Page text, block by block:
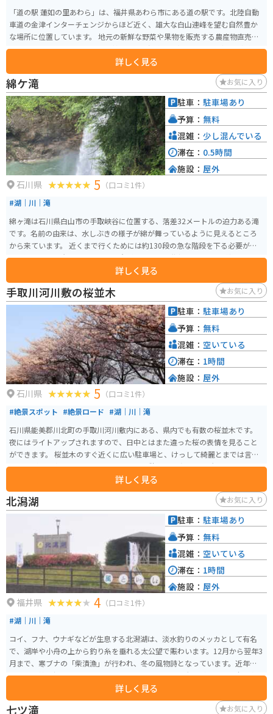
「道の駅 蓮如の里あわら」は、福井県あわら市にある道の駅です。北陸自動
車道の金津インターチェンジからほど近く、雄大な白山連峰を望む自然豊か
な場所に位置しています。 地元の新鮮な野菜や果物を販売する農産物直売所
や、あわら市の特産品である「越前あわら温泉」の湯を使った足湯などが人
や文化について学ぶことができます。 バイクで訪れる場合は、道の駅に隣接
する公園に、バイク専用の駐車スペースがあります。ツーリングの休憩場所
としても最適です。 あわら市の特産品としては、前述の「越前あわら温泉」
の湯を使ったコスメや、地元産の米粉を使ったスイーツなどがあります。道
の駅でも販売しているので、お土産にいかがでしょうか。
詳しく見る
綿ケ滝 お気に入り
石川県 5 （口コミ1件）
#湖｜川｜滝
綿ヶ滝は石川県白山市の手取峡谷に位置する、落差32メートルの迫力ある滝
です。名前の由来は、水しぶきの様子が綿が舞っているように見えるところ
から来ています。 近くまで行くためには約130段の急な階段を下る必要があ
り、滑りやすく岩場もあるため注意が必要です。階段を降りるのが難しい場
合、駐車場から150mの遊歩道を歩いて展望台へ行くことで、手取峡谷と綿ヶ
滝の絶景を楽しむことができます。
詳しく見る
駐車： 駐車場あり
予算： 無料
混雑： 少し混んでいる
滞在： 0.5時間
施設： 屋外
手取川河川敷の桜並木 お気に入り
石川県 5 （口コミ1件）
#絶景スポット #絶景ロード #湖｜川｜滝
石川県能美郡川北町の手取川河川敷内にある、県内でも有数の桜並木です。
夜にはライトアップされますので、日中とはまた違った桜の表情を見ること
ができます。 桜並木のすぐ近くに広い駐車場と、けっして綺麗とまでは言え
ませんが、公衆トイレもありますので、休憩にも丁度良い場所となっていま
詳しく見る
駐車： 駐車場あり
予算： 無料
混雑： 空いている
滞在： 1時間
施設： 屋外
北潟湖 お気に入り
福井県 4 （口コミ1件）
#湖｜川｜滝
コイ、フナ、ウナギなどが生息する北潟湖は、淡水釣りのメッカとして有名
で、湖岸や小舟の上から釣り糸を垂れる太公望で賑わいます。12月から翌年3
月まで、寒ブナの「柴漬漁」が行われ、冬の風物詩となっています。近年、
カヌー競技の好適地として、あわらカップカヌーポロ大会が開かれ、全国各
地からカヌーヤーが集まります。詳しく見る
駐車： 駐車場あり
予算： 無料
混雑： 空いている
滞在： 1時間
施設： 屋外
七ツ滝 お気に入り